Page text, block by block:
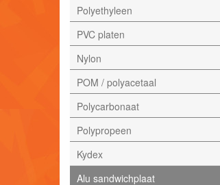
Polyethyleen
PVC platen
Nylon
POM / polyacetaal
Polycarbonaat
Polypropeen
Kydex
Alu sandwichplaat